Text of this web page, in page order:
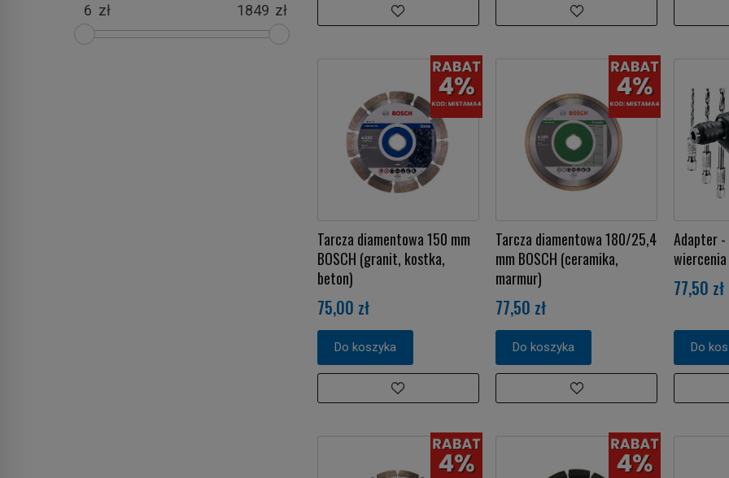
Tarcza diamentowa 150 mm
BOSCH (granit, kostka,
beton)
75,00 zł
Do koszyka
Tarcza diamentowa 180/25,4
mm BOSCH (ceramika,
marmur)
77,50 zł
Do koszyka
Adapter -
wiercenia
77,50 zł
Do
zł zł